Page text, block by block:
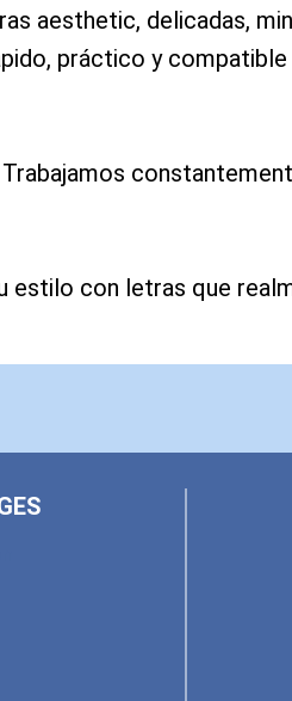
aesthetic, delicadas,
práctico y
con letras que